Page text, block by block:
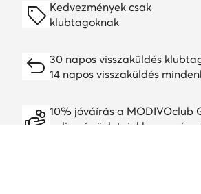
Kedvezmények csak
klubtagoknak
30 napos visszaküldés
14 napos visszaküldés
10% jóváírás a MODIVOclub
online és üzleteinkben, egész